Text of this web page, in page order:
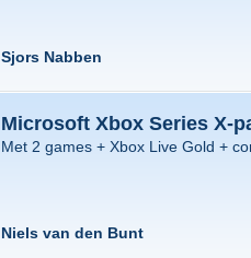
Sjors Nabben
Microsoft Xbox Series X-
Met 2 games + Xbox Live Gold +
Niels van den Bunt